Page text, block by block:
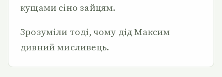
кущами сіно зайцям.
Зрозуміли тоді, чому дід Максим
дивний мисливець.